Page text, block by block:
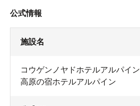
公式情報
施設名
コウゲンノヤドホテルアルパイン
高原の宿ホテルアルパイン